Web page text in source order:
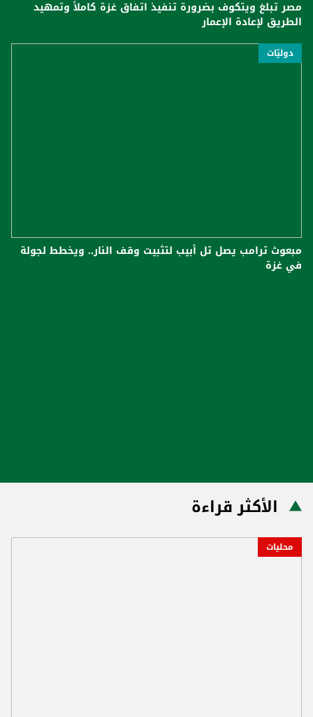
مصر تبلغ ويتكوف بضرورة تنفيذ اتفاق غزة كاملاً وتمهيد
الطريق لإعادة ‏الإعمار ‏
دوليّات
مبعوث ترامب يصل تل أبيب لتثبيت وقف النار.. ويخطط لجولة
في غزة
الأكثر قراءة
محليات